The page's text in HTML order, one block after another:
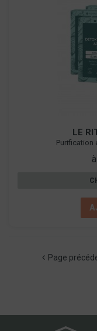
LE
Purification
Page